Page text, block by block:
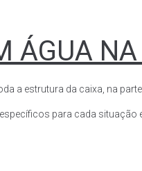
ÁGUA
a estrutura da caixa, na
para cada